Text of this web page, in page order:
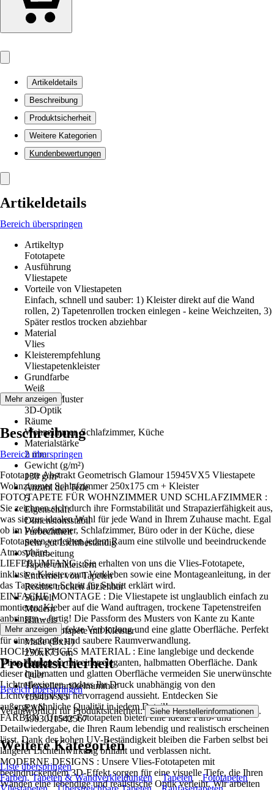
Artikeldetails
Beschreibung
Produktsicherheit
Weitere Kategorien
Kundenbewertungen
Artikeldetails
Bereich überspringen
Artikeltyp
Fototapete
Ausführung
Vliestapete
Vorteile von Vliestapeten
Einfach, schnell und sauber: 1) Kleister direkt auf die Wand
rollen, 2) Tapetenrollen trocken einlegen - keine Weichzeiten, 3)
Später restlos trocken abziehbar
Material
Vlies
Kleisterempfehlung
Vliestapetenkleister
Grundfarbe
Weiß
Dekor / Muster
3D-Optik
Räume
Wohnzimmer, Schlafzimmer, Küche
Materialstärke
2 mm
Gewicht (g/m²)
130 g/m²
Anzahl der Teile
5
Eigenschaft
Dimensionsstabil
Farbechtheit
Sehr gut Lichtbeständig
Verarbeitung
Tapete einkleistern
Entfernen von Tapeten
Restlos trocken abziehbar
Stilwelt
Modern
Hinweis
Vlies Fototapete mit Kleister
Maße (BxH)
250x175 cm
Format
Quer
Herstellerartikelnummer
15945VX5
EAN
5903011542567
Mehr anzeigen
Beschreibung
Bereich überspringen
Fototapete Abstrakt Geometrisch Glamour 15945VX5 Vliestapete
Wohnzimmer Schlafzimmer 250x175 cm + Kleister
FOTOTAPETE FÜR WOHNZIMMER UND SCHLAFZIMMER :
Sie zeichnen sich durch ihre Formstabilität und Strapazierfähigkeit aus,
was sie zur idealen Wahl für jede Wand in Ihrem Zuhause macht. Egal
ob im Wohnzimmer, Schlafzimmer, Büro oder in der Küche, diese
Fototapeten verleihen jedem Raum eine stilvolle und beeindruckende
Atmosphäre..
LIEFERUMFANG : Sie erhalten von uns die Vlies-Fototapete,
inklusive Kleister zum Verkleben sowie eine Montageanleitung, in der
das Tapezieren Schritt für Schritt erklärt wird.
EINFACHE MONTAGE : Die Vliestapete ist unglaublich einfach zu
montieren: Kleber auf die Wand auftragen, trockene Tapetenstreifen
anbringen – fertig! Die Passform des Musters von Kante zu Kante
sorgt für eine perfekte Verbindung und eine glatte Oberfläche. Perfekt
für eine schnelle und saubere Raumverwandlung.
HOCHWERTIGES MATERIAL : Eine langlebige und deckende
Vlies-Fototapete mit einer eleganten, halbmatten Oberfläche. Dank
dieser halbmatten und glatten Oberfläche vermeiden Sie unerwünschte
Lichtreflexionen, sodass Ihr Druck unabhängig von den
Lichtverhältnissen hervorragend aussieht. Entdecken Sie
außergewöhnliche Qualität in jedem Detail!
FARBEN : Unsere Fototapeten bieten eine ideale Farb- und
Detailwiedergabe, die Ihren Raum lebendig und realistisch erscheinen
lässt. Dank der hohen UV-Beständigkeit bleiben die Farben selbst bei
längerer Lichteinwirkung brillant und verblassen nicht.
MODERNE DESIGNS : Unsere Vlies-Fototapeten mit
beeindruckendem 3D-Effekt sorgen für eine visuelle Tiefe, die Ihren
Wänden eine lebendige und realistische Optik verleiht. Wir arbeiten
Mehr anzeigen
Produktsicherheit
Bereich überspringen
Verantwortlich für Produktsicherheit: Siehe Herstellerinformationen .
Weitere Kategorien
Liste überspringen
Farben, Tapeten & Wandverkleidungen
Tapeten
Fototapeten